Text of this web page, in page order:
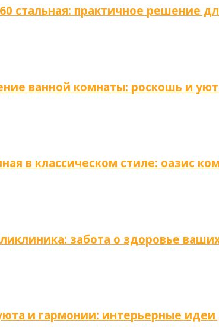
стальная: практичное решение
ванной комнаты: роскошь и
в классическом стиле: оазис
забота о здоровье
и гармонии: интерьерные